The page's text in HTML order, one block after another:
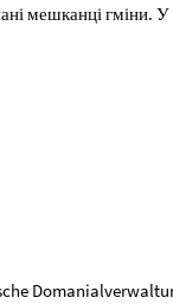
мешканці